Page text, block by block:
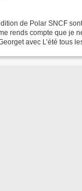
de Polar SNCF
rends compte que je
avec L’été tous